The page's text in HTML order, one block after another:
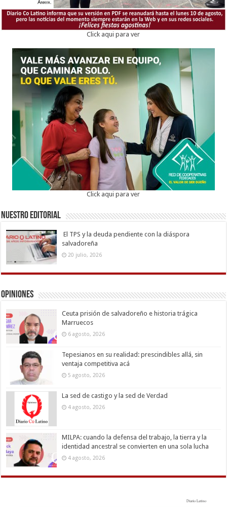
Click aqui para ver
Click aqui para ver
Nuestro Editorial
El TPS y la deuda pendiente con la diáspora
salvadoreña
20 julio, 2026
Opiniones
Ceuta prisión de salvadoreño e historia trágica
Marruecos
6 agosto, 2026
Tepesianos en su realidad: prescindibles allá, sin
ventaja competitiva acá
5 agosto, 2026
La sed de castigo y la sed de Verdad
4 agosto, 2026
MILPA: cuando la defensa del trabajo, la tierra y la
identidad ancestral se convierten en una sola lucha
4 agosto, 2026